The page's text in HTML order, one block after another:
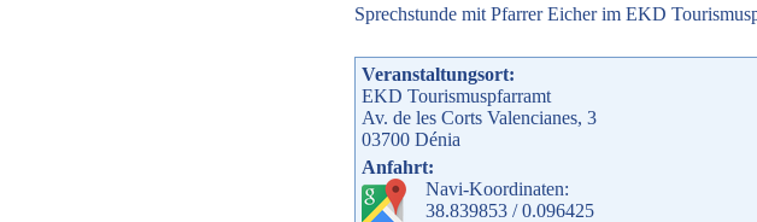
Sprechstunde mit Pfarrer Eicher im EKD
Veranstaltungsort:
EKD Tourismuspfarramt
Av. de les Corts Valencianes, 3
03700 Dénia
Anfahrt:
Navi-Koordinaten:
38.839853 / 0.096425